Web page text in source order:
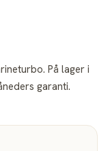
På lager i
garanti.